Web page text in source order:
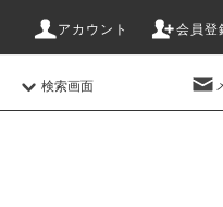
アカウント 会員登
検索画面